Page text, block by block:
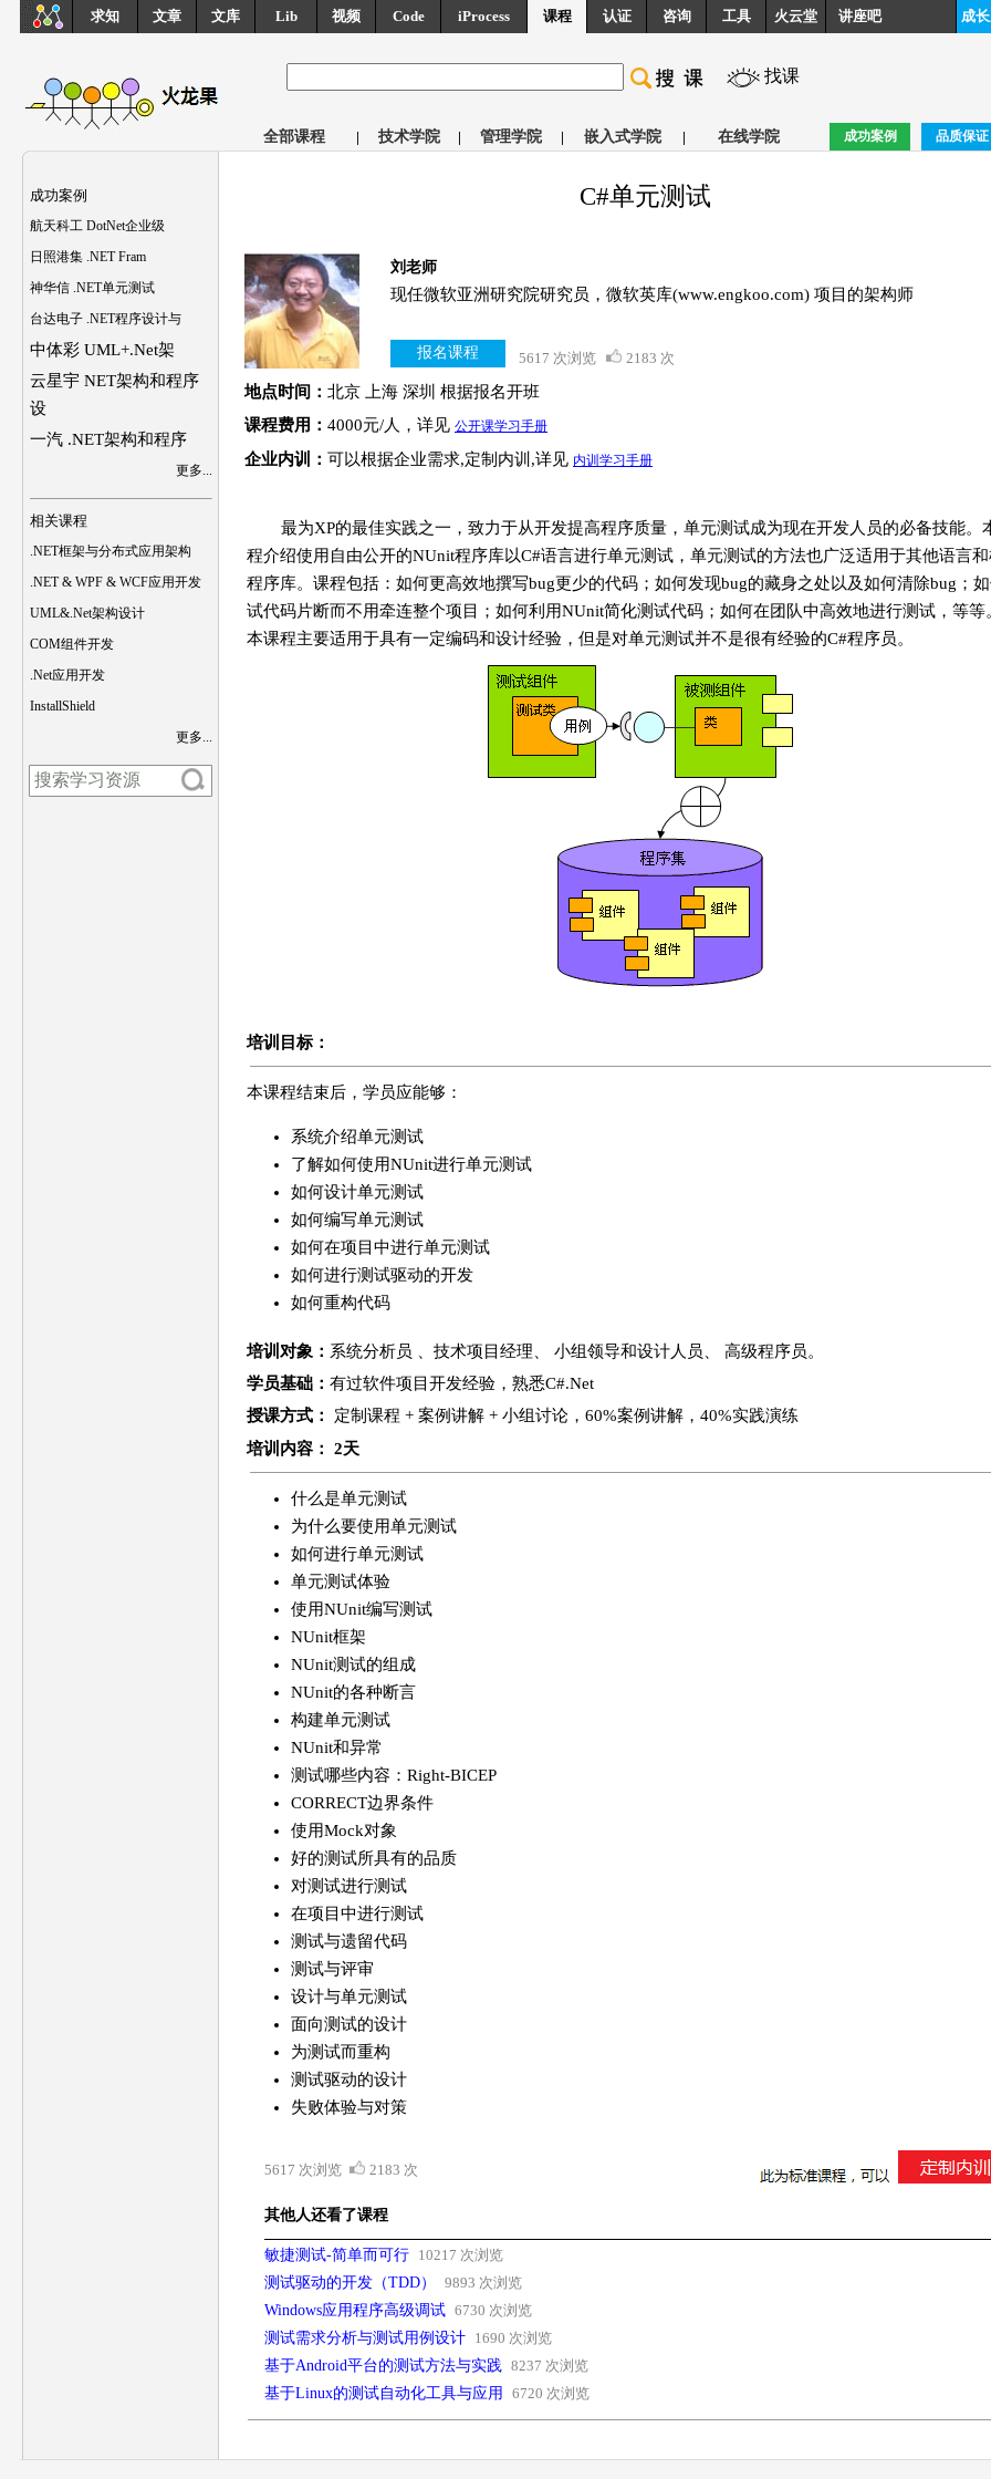
求知 文章 文库 Lib 视频 Code iProcess 课程 认证 咨询 工具 火云堂 讲座吧 成
找课
全部课程 | 技术学院 | 管理学院 | 嵌入式学院 | 在线学院 成功案例 品质保证
成功案例
航天科工 DotNet企业级
日照港集 .NET Fram
神华信 .NET单元测试
台达电子 .NET程序设计与
中体彩 UML+.Net架
云星宇 NET架构和程序
设
一汽 .NET架构和程序
更多...
相关课程
.NET框架与分布式应用架构
.NET & WPF & WCF应用开发
UML&.Net架构设计
COM组件开发
.Net应用开发
InstallShield
更多...
C#单元测试
刘老师
现任微软亚洲研究院研究员，微软英库(www.engkoo.com) 项目的架构师
报名课程 5617 次浏览 2183 次
地点时间： 北京 上海 深圳 根据报名开班
课程费用： 4000元/人， 详见 公开课学习手册
企业内训： 可以根据企业需求,定制内训,详见 内训学习手册
最为XP的最佳实践之一，致力于从开发提高程序质量，单元测试成为现在开发人员的必备技能。
程介绍使用自由公开的NUnit程序库以C#语言进行单元测试，单元测试的方法也广泛适用于其他语言
程序库。课程包括：如何更高效地撰写bug更少的代码；如何发现bug的藏身之处以及如何清除bug；
试代码片断而不用牵连整个项目；如何利用NUnit简化测试代码；如何在团队中高效地进行测试，等等
本课程主要适用于具有一定编码和设计经验，但是对单元测试并不是很有经验的C#程序员。
培训目标：
本课程结束后，学员应能够：
系统介绍单元测试
了解如何使用NUnit进行单元测试
如何设计单元测试
如何编写单元测试
如何在项目中进行单元测试
如何进行测试驱动的开发
如何重构代码
培训对象： 系统分析员 、技术项目经理、 小组领导和设计人员、 高级程序员。
学员基础： 有过软件项目开发经验，熟悉C#.Net
授课方式：
定制课程 + 案例讲解 + 小组讨论，60%案例讲解，40%实践演练
培训 内容 ： 2天
什么是单元测试
为什么要使用单元测试
如何进行单元测试
单元测试体验
使用NUnit编写测试
NUnit框架
NUnit测试的组成
NUnit的各种断言
构建单元测试
NUnit和异常
测试哪些内容：Right-BICEP
CORRECT边界条件
使用Mock对象
好的测试所具有的品质
对测试进行测试
在项目中进行测试
测试与遗留代码
测试与评审
设计与单元测试
面向测试的设计
为测试而重构
测试驱动的设计
失败体验与对策
5617 次浏览 2183 次
其他人还看了课程
敏捷测试-简单而可行
10217 次浏览
测试驱动的开发（TDD）
9893 次浏览
Windows应用程序高级调试 6730 次浏览
测试需求分析与测试用例设计
1690 次浏览
基于Android平台的测试方法与实践 8237 次浏览
基于Linux的测试自动化工具与应用
6720 次浏览